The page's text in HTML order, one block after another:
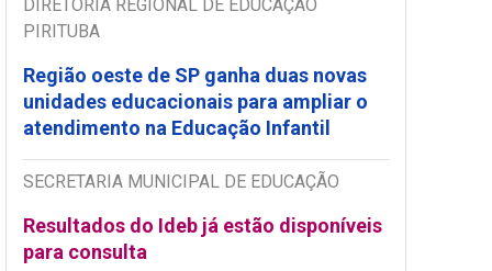
DIRETORIA REGIONAL DE EDUCAÇÃO
PIRITUBA
Região oeste de SP ganha duas novas
unidades educacionais para ampliar o
atendimento na Educação Infantil
SECRETARIA MUNICIPAL DE EDUCAÇÃO
Resultados do Ideb já estão disponíveis
para consulta